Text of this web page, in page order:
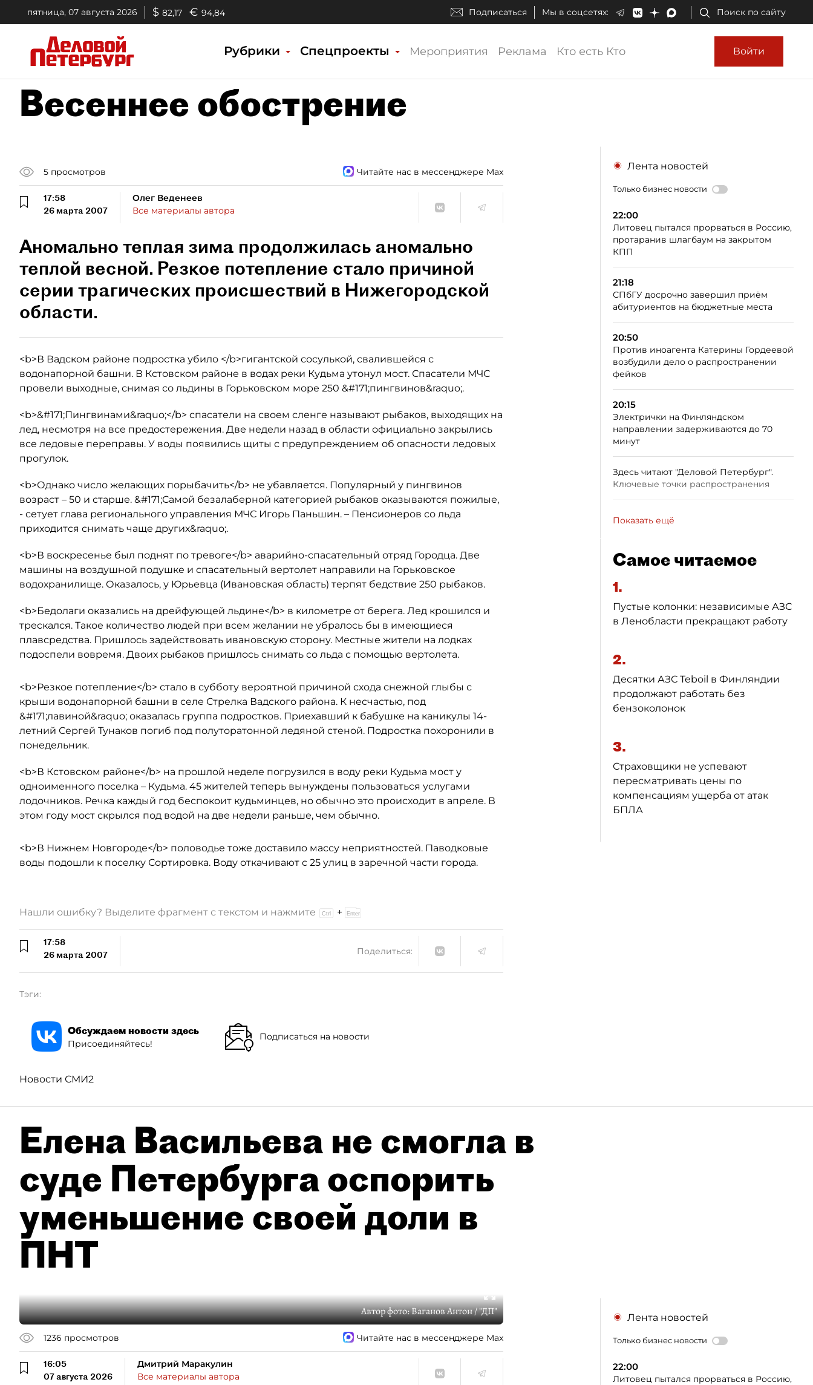
пятница, 07 августа 2026 $ 82,17 € 94,84 Подписаться Мы в соцсетях: Поиск по сайту
Рубрики Спецпроекты Мероприятия Реклама Кто есть Кто Войти
Весеннее обострение
5 просмотров Читайте нас в мессенджере Max
17:58
26 марта 2007
Олег Веденеев
Все материалы автора
Аномально теплая зима продолжилась аномально
теплой весной. Резкое потепление стало причиной
серии трагических происшествий в Нижегородской
области.
<b>В Вадском районе подростка убило </b>гигантской сосулькой, свалившейся с
водонапорной башни. В Кстовском районе в водах реки Кудьма утонул мост. Спасатели МЧС
провели выходные, снимая со льдины в Горьковском море 250 &#171;пингвинов&raquo;.
<b>&#171;Пингвинами&raquo;</b> спасатели на своем сленге называют рыбаков, выходящих на
лед, несмотря на все предостережения. Две недели назад в области официально закрылись
все ледовые переправы. У воды появились щиты с предупреждением об опасности ледовых
прогулок.
<b>Однако число желающих порыбачить</b> не убавляется. Популярный у пингвинов
возраст – 50 и старше. &#171;Самой безалаберной категорией рыбаков оказываются пожилые,
- сетует глава регионального управления МЧС Игорь Паньшин. – Пенсионеров со льда
приходится снимать чаще других&raquo;.
<b>В воскресенье был поднят по тревоге</b> аварийно-спасательный отряд Городца. Две
машины на воздушной подушке и спасательный вертолет направили на Горьковское
водохранилище. Оказалось, у Юрьевца (Ивановская область) терпят бедствие 250 рыбаков.
<b>Бедолаги оказались на дрейфующей льдине</b> в километре от берега. Лед крошился и
трескался. Такое количество людей при всем желании не убралось бы в имеющиеся
плавсредства. Пришлось задействовать ивановскую сторону. Местные жители на лодках
подоспели вовремя. Двоих рыбаков пришлось снимать со льда с помощью вертолета.
<b>Резкое потепление</b> стало в субботу вероятной причиной схода снежной глыбы с
крыши водонапорной башни в селе Стрелка Вадского района. К несчастью, под
&#171;лавиной&raquo; оказалась группа подростков. Приехавший к бабушке на каникулы 14-
летний Сергей Тунаков погиб под полуторатонной ледяной стеной. Подростка похоронили в
понедельник.
<b>В Кстовском районе</b> на прошлой неделе погрузился в воду реки Кудьма мост у
одноименного поселка – Кудьма. 45 жителей теперь вынуждены пользоваться услугами
лодочников. Речка каждый год беспокоит кудьминцев, но обычно это происходит в апреле. В
этом году мост скрылся под водой на две недели раньше, чем обычно.
<b>В Нижнем Новгороде</b> половодье тоже доставило массу неприятностей. Паводковые
воды подошли к поселку Сортировка. Воду откачивают с 25 улиц в заречной части города.
Лента новостей
Только бизнес новости
22:00
Литовец пытался прорваться в Россию,
протаранив шлагбаум на закрытом
КПП
21:18
СПбГУ досрочно завершил приём
абитуриентов на бюджетные места
20:50
Против иноагента Катерины Гордеевой
возбудили дело о распространении
фейков
20:15
Электрички на Финляндском
направлении задерживаются до 70
минут
Здесь читают "Деловой Петербург".
Ключевые точки распространения
Показать ещё
Самое читаемое
1.
Пустые колонки: независимые АЗС
в Ленобласти прекращают работу
2.
Десятки АЗС Teboil в Финляндии
продолжают работать без
бензоколонок
3.
Страховщики не успевают
пересматривать цены по
компенсациям ущерба от атак
БПЛА
Нашли ошибку? Выделите фрагмент с текстом и нажмите +
17:58
26 марта 2007
Поделиться:
Тэги:
Обсуждаем новости здесь
Присоединяйтесь!
Подписаться на новости
Новости СМИ2
Елена Васильева не смогла в
суде Петербурга оспорить
уменьшение своей доли в
ПНТ
Автор фото:Ваганов Антон / "ДП"
1236 просмотров Читайте нас в мессенджере Max
16:05
07 августа 2026
Дмитрий Маракулин
Все материалы автора
Лента новостей
Только бизнес новости
22:00
Литовец пытался прорваться в Россию,